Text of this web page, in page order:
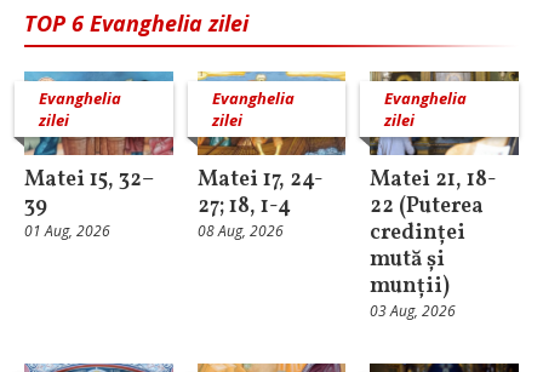
TOP 6 Evanghelia zilei
Evanghelia
zilei
Matei 15, 32–
39
01 Aug, 2026
Evanghelia
zilei
Matei 17, 24-
27; 18, 1-4
08 Aug, 2026
Evanghelia
zilei
Matei 21, 18-
22 (Puterea
credinței
mută și
munții)
03 Aug, 2026